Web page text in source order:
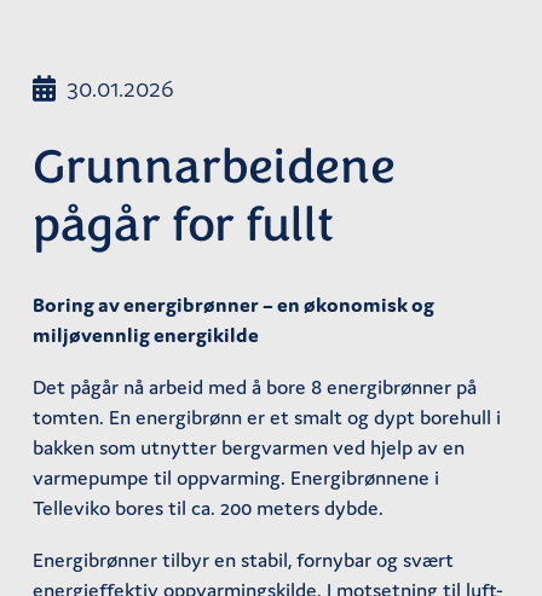
30.01.2026
Grunnarbeidene
pågår for fullt
Boring av energibrønner – en økonomisk og
miljøvennlig energikilde
Det pågår nå arbeid med å bore 8 energibrønner på
tomten. En energibrønn er et smalt og dypt borehull i
bakken som utnytter bergvarmen ved hjelp av en
varmepumpe til oppvarming. Energibrønnene i
Telleviko bores til ca. 200 meters dybde.
Energibrønner tilbyr en stabil, fornybar og svært
energieffektiv oppvarmingskilde. I motsetning til luft-